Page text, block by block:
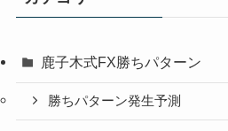
鹿子木式FX勝ちパターン
勝ちパターン発生予測